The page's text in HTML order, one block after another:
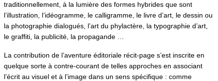
traditionnellement, à la lumière des formes hybrides que sont
l’illustration, l’idéogramme, le calligramme, le livre d’art, le dessin ou
la photographie dialogués, l’art du phylactère, la typographie d’art,
le graffiti, la publicité, la propagande …
La contribution de l’aventure éditoriale récit-page s’est inscrite en
quelque sorte à contre-courant de telles approches en associant
l’écrit au visuel et à l’image dans un sens spécifique : comme